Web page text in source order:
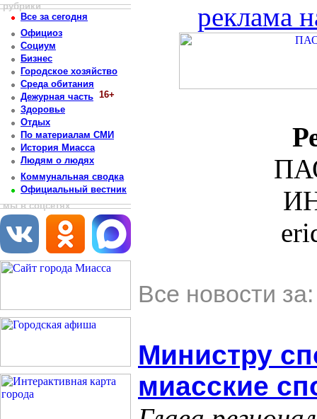
рубрики
Все за сегодня
Официоз
Социум
Бизнес
Городское хозяйство
Среда обитания
Дежурная часть 16+
Здоровье
Отдых
По материалам СМИ
История Миасса
Людям о людях
Коммунальная сводка
Официальный вестник
мы в соцсетях
реклама
Все новости
Министру
миасские